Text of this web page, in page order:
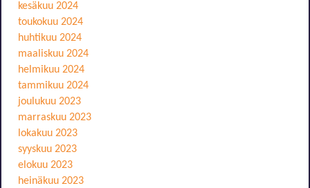
kesäkuu 2024
toukokuu 2024
huhtikuu 2024
maaliskuu 2024
helmikuu 2024
tammikuu 2024
joulukuu 2023
marraskuu 2023
lokakuu 2023
syyskuu 2023
elokuu 2023
heinäkuu 2023